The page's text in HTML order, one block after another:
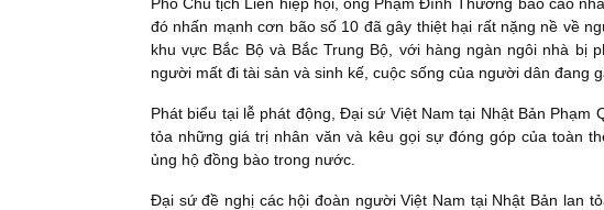
đó nhấn mạnh cơn bão số 10 đã gây thiệt hại rất nặng nề về
khu vực Bắc Bộ và Bắc Trung Bộ, với hàng ngàn ngôi nhà bị
người mất đi tài sản và sinh kế, cuộc sống của người dân đang
Phát biểu tại lễ phát động, Đại sứ Việt Nam tại Nhật Bản Phạm
tỏa những giá trị nhân văn và kêu gọi sự đóng góp của toàn
ủng hộ đồng bào trong nước.
Đại sứ đề nghị các hội đoàn người Việt Nam tại Nhật Bản lan